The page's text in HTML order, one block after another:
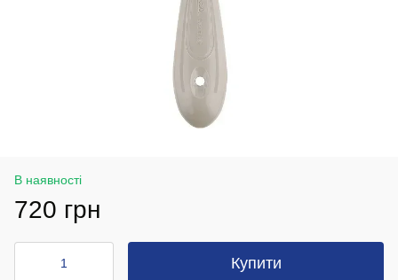
В наявності
720 грн
Купити